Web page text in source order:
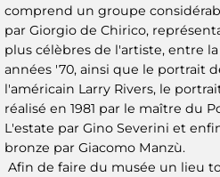
comprend un groupe
par Giorgio de Chirico,
plus célèbres de l'artiste, entre
années '70, ainsi que le portrait
l'américain Larry Rivers, le
réalisé en 1981 par le maître du
L'estate par Gino Severini et
bronze par Giacomo Manzù.
Afin de faire du musée un lieu